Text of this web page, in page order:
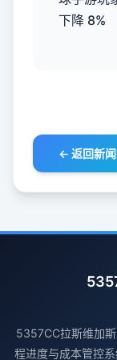
下降 8%
← 返回新
5357CC拉斯维加
程进度与成本管控